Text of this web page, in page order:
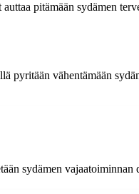
pitämään sydämen
pyritään vähentämään
sydämen vajaatoiminnan